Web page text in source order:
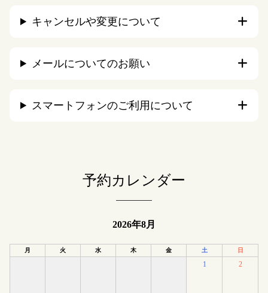
キャンセルや変更について
メールについてのお願い
スマートフォンのご利用について
予約カレンダー
2026年8月
月 火 水 木 金 土 日
1 2